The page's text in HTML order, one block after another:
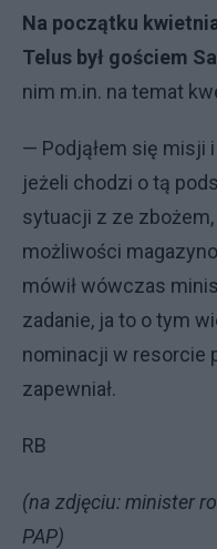
Na początku
Telus był gościem
nim m.in. na temat
— Podjąłem się misji
jeżeli chodzi o tą
sytuacji z ze zbożem,
możliwości
mówił wówczas
zadanie, ja to o tym
nominacji w resorcie
zapewniał.
RB
(na zdjęciu: minister
PAP)